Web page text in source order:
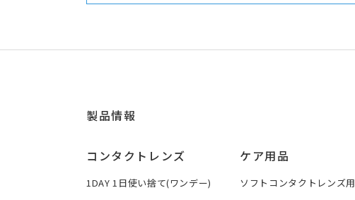
製品情報
コンタクトレンズ
1DAY 1日使い捨て(ワンデー)
ケア用品
ソフトコンタクトレンズ用